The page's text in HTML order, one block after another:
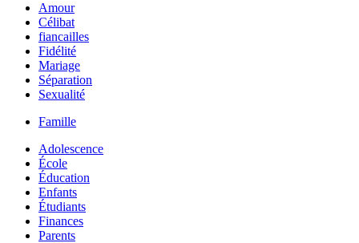
Amour
Célibat
fiancailles
Fidélité
Mariage
Séparation
Sexualité
Famille
Adolescence
École
Éducation
Enfants
Étudiants
Finances
Parents